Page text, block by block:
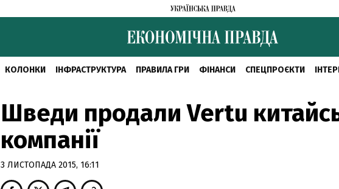
КОЛОНКИ ІНФРАСТРУКТУРА ПРАВИЛА ГРИ ФІНАНСИ СПЕЦПРОЄКТИ
Шведи продали Vertu
компанії
3 ЛИСТОПАДА 2015, 16:11